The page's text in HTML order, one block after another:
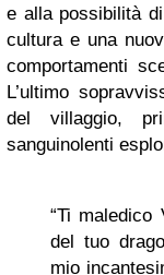
e alla possibilità
cultura e una
comportamenti
L’ultimo
del villaggio,
sanguinolenti
“Ti
del tuo
mio